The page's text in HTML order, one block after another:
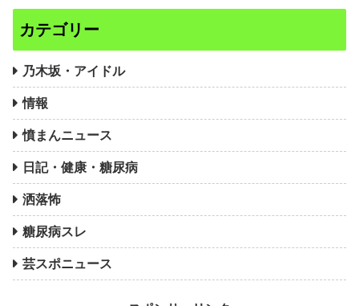
カテゴリー
乃木坂・アイドル
情報
憤まんニュース
日記・健康・糖尿病
洒落怖
糖尿病スレ
芸スポニュース